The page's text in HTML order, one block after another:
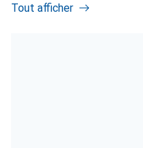
Tout afficher